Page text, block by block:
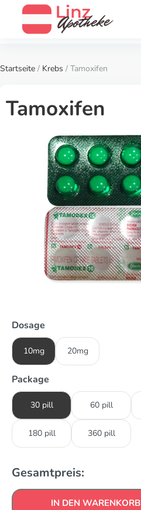
Startseite / Krebs / Tamoxifen
Tamoxifen
Dosage
10mg 20mg
Package
30 pill 60 pill
180 pill 360 pill
Gesamtpreis:
IN DEN WARENKORB